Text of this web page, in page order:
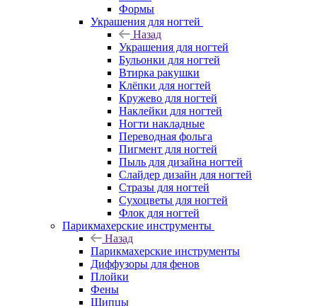
Формы
Украшения для ногтей
Назад
Украшения для ногтей
Бульонки для ногтей
Втирка ракушки
Клёпки для ногтей
Кружево для ногтей
Наклейки для ногтей
Ногти накладные
Переводная фольга
Пигмент для ногтей
Пыль для дизайна ногтей
Слайдер дизайн для ногтей
Стразы для ногтей
Сухоцветы для ногтей
Флок для ногтей
Парикмахерские инструменты
Назад
Парикмахерские инструменты
Диффузоры для фенов
Плойки
Фены
Щипцы